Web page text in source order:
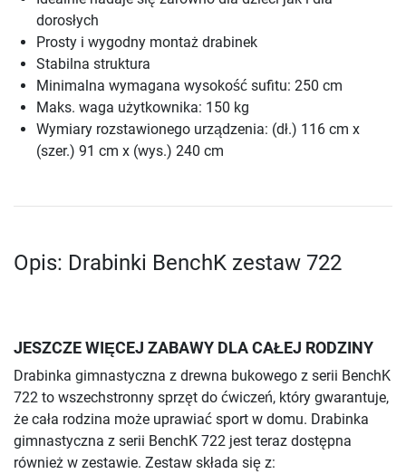
dorosłych
Prosty i wygodny montaż drabinek
Stabilna struktura
Minimalna wymagana wysokość sufitu: 250 cm
Maks. waga użytkownika: 150 kg
Wymiary rozstawionego urządzenia: (dł.) 116 cm x
(szer.) 91 cm x (wys.) 240 cm
Opis: Drabinki BenchK zestaw 722
JESZCZE WIĘCEJ ZABAWY DLA CAŁEJ RODZINY
Drabinka gimnastyczna z drewna bukowego z serii BenchK
722 to wszechstronny sprzęt do ćwiczeń, który gwarantuje,
że cała rodzina może uprawiać sport w domu. Drabinka
gimnastyczna z serii BenchK 722 jest teraz dostępna
również w zestawie. Zestaw składa się z: